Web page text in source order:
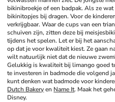
bikinibroekje of een badpak. Als ze
bikinitopjes bij dragen. Voor de
verkrijgbaar. Waar de cups van een
schuiven zijn, zitten deze bij
tijdens het spelen. Let er bij het
op dat je voor kwaliteit kiest. Ze gaan
wilt natuurlijk niet dat de nieuwe
Gelukkig is kwaliteit bij limango goed
te investeren in badmode die volgend
kunt denken wat badmode voor
Dutch Bakery en Name It. Maak het
Disney.